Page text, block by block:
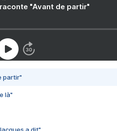
"Avant de partir"
partir"
là"